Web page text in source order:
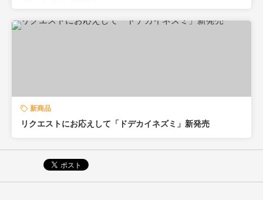
新商品
リクエストにお応えして「ドデカイネズミ」新発売